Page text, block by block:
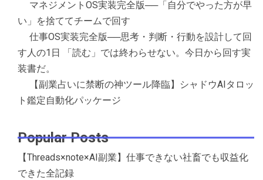
マネジメントOS実装完全版──「自分でやった方が早
い」を捨ててチームで回す
仕事OS実装完全版──思考・判断・行動を設計して回
す人の1日 「読む」では終わらせない。今日から回す実
装書だ。
【副業占いに禁断の神ツール降臨】シャドウAIタロッ
ト鑑定自動化パッケージ
Popular Posts
【Threads×note×AI副業】仕事できない社畜でも収益化
できた全記録